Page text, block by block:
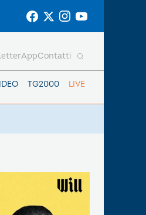
TG2000 LIVE
AppContatti